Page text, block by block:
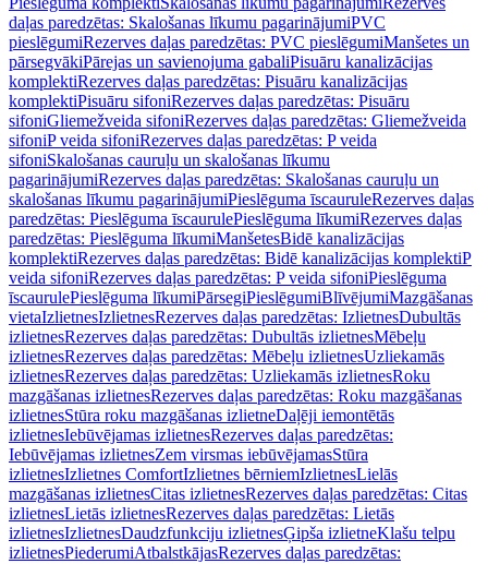
daļas paredzētas: Skalošanas līkumu pagarinājumiPVC
pieslēgumiRezerves daļas paredzētas: PVC pieslēgumiManšetes un
pārsegvākiPārejas un savienojuma gabaliPisuāru kanalizācijas
komplektiRezerves daļas paredzētas: Pisuāru kanalizācijas
komplektiPisuāru sifoniRezerves daļas paredzētas: Pisuāru
sifoniGliemežveida sifoniRezerves daļas paredzētas: Gliemežveida
sifoniP veida sifoniRezerves daļas paredzētas: P veida
sifoniSkalošanas cauruļu un skalošanas līkumu
pagarinājumiRezerves daļas paredzētas: Skalošanas cauruļu un
skalošanas līkumu pagarinājumiPieslēguma īscauruleRezerves daļas
paredzētas: Pieslēguma īscaurulePieslēguma līkumiRezerves daļas
paredzētas: Pieslēguma līkumiManšetesBidē kanalizācijas
komplektiRezerves daļas paredzētas: Bidē kanalizācijas komplektiP
veida sifoniRezerves daļas paredzētas: P veida sifoniPieslēguma
īscaurulePieslēguma līkumiPārsegiPieslēgumiBlīvējumiMazgāšanas
vietaIzlietnesIzlietnesRezerves daļas paredzētas: IzlietnesDubultās
izlietnesRezerves daļas paredzētas: Dubultās izlietnesMēbeļu
izlietnesRezerves daļas paredzētas: Mēbeļu izlietnesUzliekamās
izlietnesRezerves daļas paredzētas: Uzliekamās izlietnesRoku
mazgāšanas izlietnesRezerves daļas paredzētas: Roku mazgāšanas
izlietnesStūra roku mazgāšanas izlietneDaļēji iemontētās
izlietnesIebūvējamas izlietnesRezerves daļas paredzētas:
Iebūvējamas izlietnesZem virsmas iebūvējamasStūra
izlietnesIzlietnes ComfortIzlietnes bērniemIzlietnesLielās
mazgāšanas izlietnesCitas izlietnesRezerves daļas paredzētas: Citas
izlietnesLietās izlietnesRezerves daļas paredzētas: Lietās
izlietnesIzlietnesDaudzfunkciju izlietnesĢipša izlietneKlašu telpu
izlietnesPiederumiAtbalstkājasRezerves daļas paredzētas: